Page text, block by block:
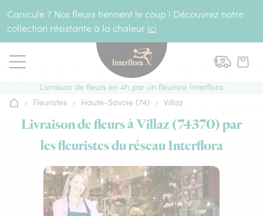
Canicule ? Nos fleurs tiennent le coup ! Découvrez notre
collection résistante à la chaleur ici
Livraison de fleurs en 4h par un fleuriste Interflora
Accueil
› Fleuristes › Haute-Savoie (74) › Villaz
Livraison de fleurs à Villaz (74370) par
les fleuristes du réseau Interflora